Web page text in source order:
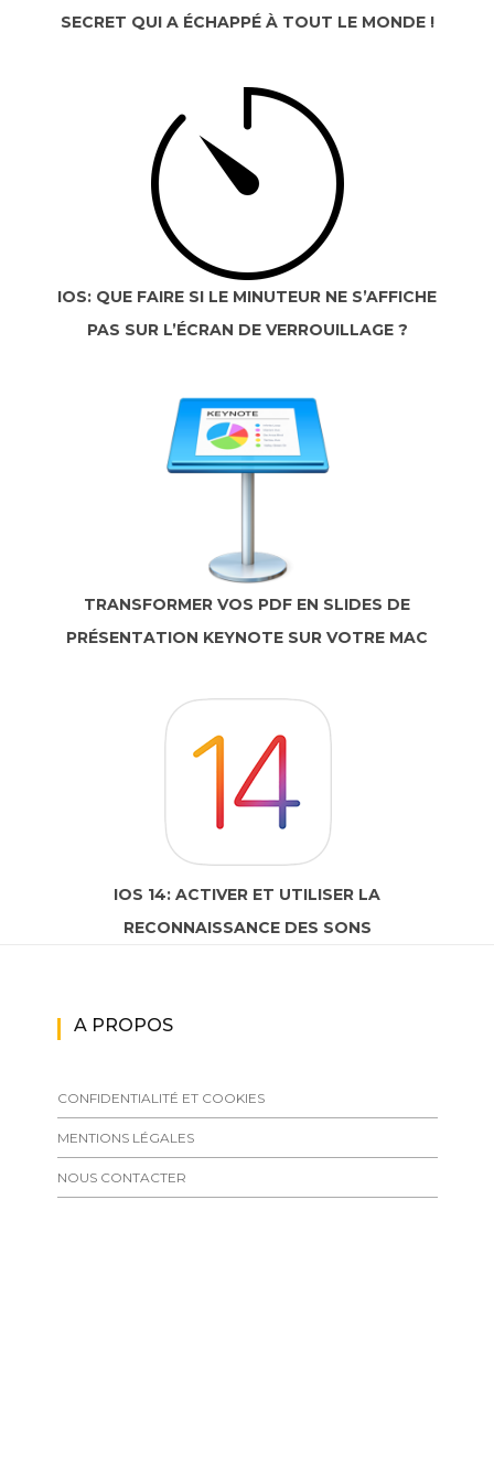
SECRET QUI A ÉCHAPPÉ À TOUT LE MONDE !
IOS: QUE FAIRE SI LE MINUTEUR NE S’AFFICHE
PAS SUR L’ÉCRAN DE VERROUILLAGE ?
TRANSFORMER VOS PDF EN SLIDES DE
PRÉSENTATION KEYNOTE SUR VOTRE MAC
IOS 14: ACTIVER ET UTILISER LA
RECONNAISSANCE DES SONS
A PROPOS
CONFIDENTIALITÉ ET COOKIES
MENTIONS LÉGALES
NOUS CONTACTER